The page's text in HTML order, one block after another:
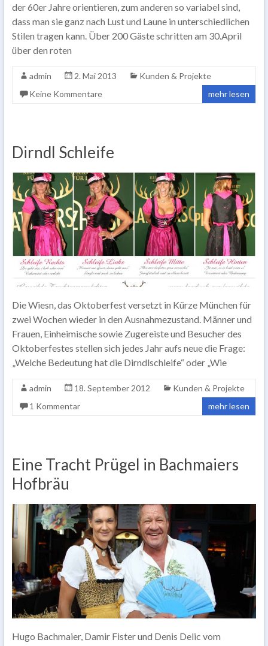
der 60er Jahre orientieren, zum anderen so variabel sind,
dass man sie ganz nach Lust und Laune in unterschiedlichen
Stilen tragen kann. Über 200 Gäste schritten am 30.April
über den roten
admin 2. Mai 2013
Kunden & Projekte
Keine Kommentare
mehr lesen
Dirndl Schleife
Die Wiesn, das Oktoberfest versetzt in Kürze München für
zwei Wochen wieder in den Ausnahmezustand. Männer und
Frauen, Einheimische sowie Zugereiste und Besucher des
Oktoberfestes stellen sich jedes Jahr aufs neue die Frage:
„Welche Bedeutung hat die Dirndlschleife“ oder „Wie
admin 18. September 2012
Kunden & Projekte
1 Kommentar
mehr lesen
Eine Tracht Prügel in Bachmaiers
Hofbräu
Hugo Bachmaier, Damir Fister und Denis Delic vom